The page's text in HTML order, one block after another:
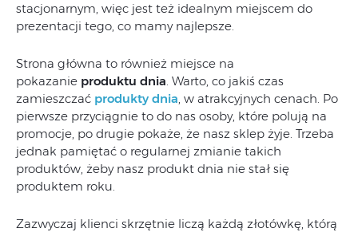
stacjonarnym, więc jest też idealnym miejscem do
prezentacji tego, co mamy najlepsze.
Strona główna to również miejsce na
pokazanie produktu dnia. Warto, co jakiś czas
zamieszczać produkty dnia, w atrakcyjnych cenach. Po
pierwsze przyciągnie to do nas osoby, które polują na
promocje, po drugie pokaże, że nasz sklep żyje. Trzeba
jednak pamiętać o regularnej zmianie takich
produktów, żeby nasz produkt dnia nie stał się
produktem roku.
Zazwyczaj klienci skrzętnie liczą każdą złotówkę, którą